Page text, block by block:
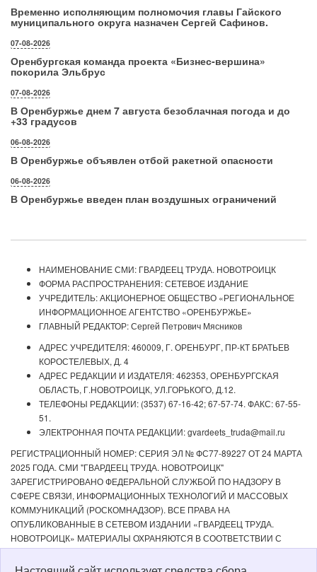
Временно исполняющим полномочия главы Гайского
муниципального округа назначен Сергей Сафинов.
07-08-2026
Оренбургская команда проекта «Бизнес‑вершина»
покорила Эльбрус
07-08-2026
В Оренбуржье днем 7 августа безоблачная погода и до
+33 градусов
06-08-2026
В Оренбуржье объявлен отбой ракетной опасности
06-08-2026
В Оренбуржье введен план воздушных ограничений
НАИМЕНОВАНИЕ СМИ: ГВАРДЕЕЦ ТРУДА. НОВОТРОИЦК
ФОРМА РАСПРОСТРАНЕНИЯ: СЕТЕВОЕ ИЗДАНИЕ
УЧРЕДИТЕЛЬ: АКЦИОНЕРНОЕ ОБЩЕСТВО «РЕГИОНАЛЬНОЕ
ИНФОРМАЦИОННОЕ АГЕНТСТВО «ОРЕНБУРЖЬЕ»
ГЛАВНЫЙ РЕДАКТОР: Сергей Петрович Мясников
АДРЕС УЧРЕДИТЕЛЯ: 460009, Г. ОРЕНБУРГ, ПР-КТ БРАТЬЕВ
КОРОСТЕЛЕВЫХ, Д. 4
АДРЕС РЕДАКЦИИ И ИЗДАТЕЛЯ: 462353, ОРЕНБУРГСКАЯ
ОБЛАСТЬ, Г.НОВОТРОИЦК, УЛ.ГОРЬКОГО, Д.12.
ТЕЛЕФОНЫ РЕДАКЦИИ: (3537) 67-16-42; 67-57-74. ФАКС: 67-55-
51.
ЭЛЕКТРОННАЯ ПОЧТА РЕДАКЦИИ: gvardeets_truda@mail.ru
РЕГИСТРАЦИОННЫЙ НОМЕР: СЕРИЯ ЭЛ № ФС77-89227 ОТ 24 МАРТА
2025 ГОДА. СМИ "ГВАРДЕЕЦ ТРУДА. НОВОТРОИЦК"
ЗАРЕГИСТРИРОВАНО ФЕДЕРАЛЬНОЙ СЛУЖБОЙ ПО НАДЗОРУ В
СФЕРЕ СВЯЗИ, ИНФОРМАЦИОННЫХ ТЕХНОЛОГИЙ И МАССОВЫХ
КОММУНИКАЦИЙ (РОСКОМНАДЗОР). ВСЕ ПРАВА НА
ОПУБЛИКОВАННЫЕ В СЕТЕВОМ ИЗДАНИИ «ГВАРДЕЕЦ ТРУДА.
НОВОТРОИЦК» МАТЕРИАЛЫ ОХРАНЯЮТСЯ В СООТВЕТСТВИИ С
ЗАКОНОДАТЕЛЬСТВОМ РФ. ЛЮБОЕ ИСПОЛЬЗОВАНИЕ МАТЕРИАЛОВ
ДОПУСКАЕТСЯ ТОЛЬКО ПО СОГЛАСОВАНИЮ С РЕДАКЦИЕЙ С